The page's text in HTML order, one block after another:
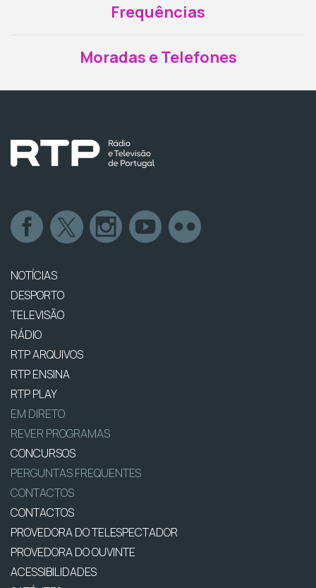
Frequências
Moradas e Telefones
NOTÍCIAS
DESPORTO
TELEVISÃO
RÁDIO
RTP ARQUIVOS
RTP ENSINA
RTP PLAY
EM DIRETO
REVER PROGRAMAS
CONCURSOS
PERGUNTAS FREQUENTES
CONTACTOS
CONTACTOS
PROVEDORA DO TELESPECTADOR
PROVEDORA DO OUVINTE
ACESSIBILIDADES